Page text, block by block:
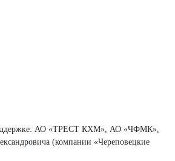
АО «ТРЕСТ КХМ», АО «ЧФМК»,
(компании «Череповецкие